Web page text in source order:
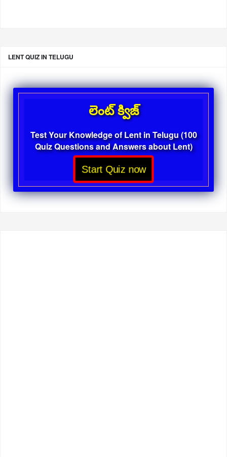
LENT QUIZ IN TELUGU
లెంట్ క్విజ్
Test Your Knowledge of Lent in Telugu (100
Quiz Questions and Answers about Lent)
Start Quiz now